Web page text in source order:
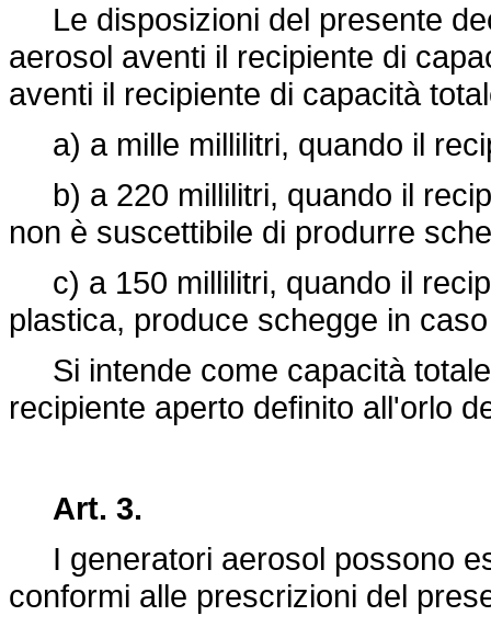
Le disposizioni del presente
aerosol aventi il recipiente di
aventi il recipiente di capacità
a) a mille millilitri, quando il
b) a 220 millilitri, quando il
non è suscettibile di produrre
c) a 150 millilitri, quando il
plastica, produce schegge in
Si intende come capacità
recipiente aperto definito all'orlo
Art. 3.
I generatori aerosol possono
conformi alle prescrizioni del